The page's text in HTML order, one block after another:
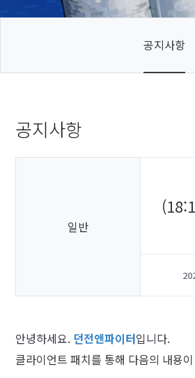
공지사항
공지사항
일반
안녕하세요. 던전앤파이터입니다.
클라이언트 패치를 통해 다음의 내용